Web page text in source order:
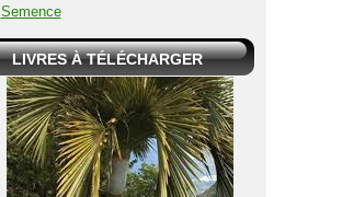
Semence
LIVRES À TÉLÉCHARGER